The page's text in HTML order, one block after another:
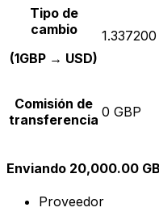
Tipo de
cambio
(1GBP → USD)
1.337200
Comisión de
transferencia 0 GBP
Enviando 20,000.00
Proveedor